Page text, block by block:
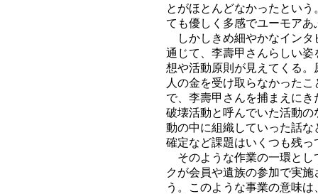
とがほとんどなかったとい
ても優しく多感でユーモア
しかしきめ細やかなインタ
通じて、李壽甲さんらしい
想や活動原則が見えてくる
人の金を受け取らなかった
で、李壽甲さんを捕まえに
破壊活動と呼んでいた活動
動の中に組織していった話
確定など課題はいくつも残
そのような作業の一環とし
クが会員や遺族の参加で実
う。このような事業の意味